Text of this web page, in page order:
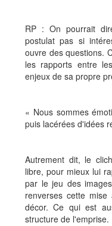
RP : On pourrait
postulat pas si
ouvre des questions.
les rapports entre
enjeux de sa propre
« Nous sommes
puis lacérées d'idées
Autrement dit, le
libre, pour mieux lui
par le jeu des
renverses cette
décor. Ce qui est
structure de l'emprise.